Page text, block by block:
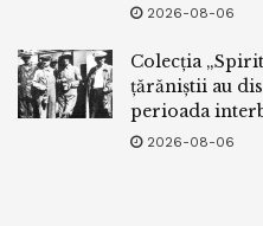
2026-08-06
Colecția
țărăniștii au
perioada
2026-08-06